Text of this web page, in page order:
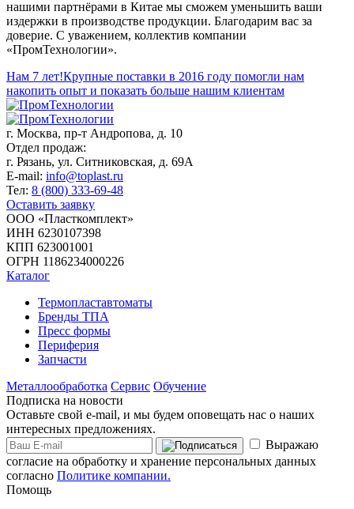
нашими партнёрами в Китае мы сможем уменьшить ваши
издержки в производстве продукции. Благодарим вас за
доверие. С уважением, коллектив компании
«ПромТехнологии».
Нам 7 лет!Крупные поставки в 2016 году помогли нам
накопить опыт и показать больше нашим клиентам
г. Москва, пр-т Андропова, д. 10
Отдел продаж:
г. Рязань, ул. Ситниковская, д. 69А
E-mail: info@toplast.ru
Тел: 8 (800) 333-69-48
Оставить заявку
ООО «Пласткомплект»
ИНН 6230107398
КПП 623001001
ОГРН 1186234000226
Каталог
Термопластавтоматы
Бренды ТПА
Пресс формы
Периферия
Запчасти
Металлообработка Сервис Обучение
Подписка на новости
Оставьте свой e-mail, и мы будем оповещать нас о наших
интересных предложениях.
Выражаю
согласие на обработку и хранение персональных данных
согласно Политике компании.
Помощь